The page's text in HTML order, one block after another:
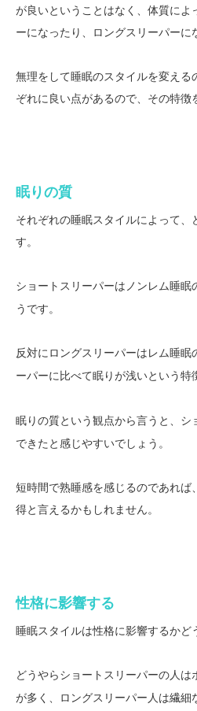
が良いということはなく、体質に
ーになったり、ロングスリーパーに
無理をして睡眠のスタイルを変え
ぞれに良い点があるので、その特徴
眠りの質
それぞれの睡眠スタイルによって
す。
ショートスリーパーは ノンレム睡眠
うです。
反対にロングスリーパーは レム睡眠
ーパーに比べて眠りが浅いという特
眠りの質という観点から言うと、 シ
できたと感じやすいでしょう。
短時間で熟睡感を感じるのであれば
得と言えるかもしれません。
性格に影響する
睡眠スタイルは性格に影響するかど
どうやら ショートスリーパーの人は
が多く
ロングスリーパー人は繊細